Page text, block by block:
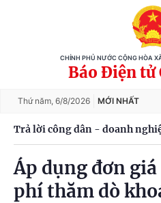
CHÍNH PHỦ NƯỚC CỘNG HÒA
Báo Điện tử
Thứ năm, 6/8/2026 MỚI NHẤT
Trả lời công dân - doanh
Áp dụng đơn
phí thăm dò